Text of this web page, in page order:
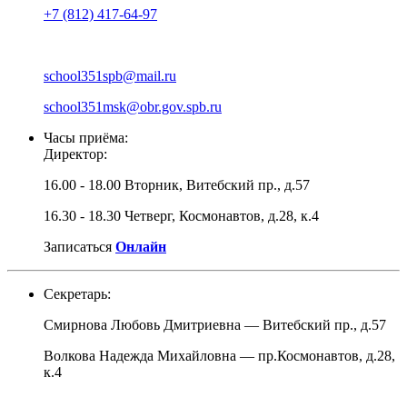
+7 (812) 417-64-97
school351spb@mail.ru
school351msk@obr.gov.spb.ru
Часы приёма:
Директор:
16.00 - 18.00 Вторник, Витебский пр., д.57
16.30 - 18.30 Четверг, Космонавтов, д.28, к.4
Записаться Онлайн
Секретарь:
Смирнова Любовь Дмитриевна — Витебский пр., д.57
Волкова Надежда Михайловна — пр.Космонавтов, д.28,
к.4